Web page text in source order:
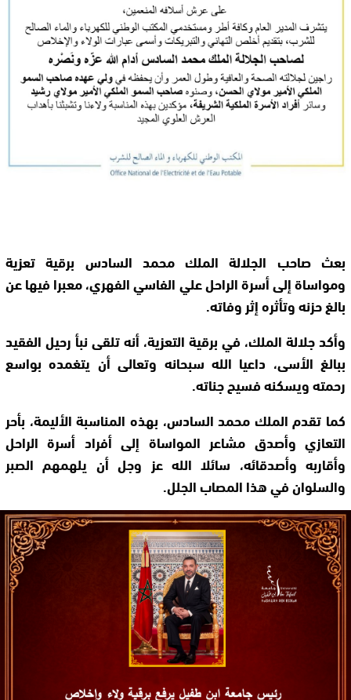
بعث صاحب الجلالة الملك محمد السادس برقية تعزية
ومواساة إلى أسرة الراحل علي الفاسي الفهري، معبرا فيها عن
بالغ حزنه وتأثره إثر وفاته.
وأكد جلالة الملك، في برقية التعزية، أنه تلقى نبأ رحيل الفقيد
ببالغ الأسى، داعيا الله سبحانه وتعالى أن يتغمده بواسع
رحمته ويسكنه فسيح جناته.
كما تقدم الملك محمد السادس، بهذه المناسبة الأليمة، بأحر
التعازي وأصدق مشاعر المواساة إلى أفراد أسرة الراحل
وأقاربه وأصدقائه، سائلا الله عز وجل أن يلهمهم الصبر
والسلوان في هذا المصاب الجلل.